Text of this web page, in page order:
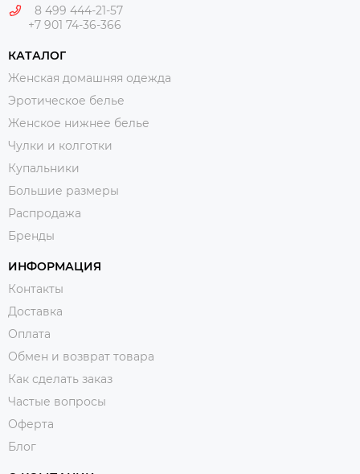
8 499 444-21-57
+7 901 74-36-366
КАТАЛОГ
Женская домашняя одежда
Эротическое белье
Женское нижнее белье
Чулки и колготки
Купальники
Большие размеры
Распродажа
Бренды
ИНФОРМАЦИЯ
Контакты
Доставка
Оплата
Обмен и возврат товара
Как сделать заказ
Частые вопросы
Оферта
Блог